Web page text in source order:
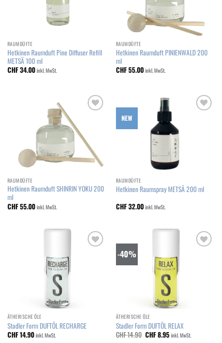
RAUMDÜFTE
Hetkinen Raumduft Pine Diffuser Refill
METSÄ 100 ml
CHF34.00 inkl. MwSt.
RAUMDÜFTE
Hetkinen Raumduft PINIENWALD 200
ml
CHF55.00 inkl. MwSt.
RAUMDÜFTE
Hetkinen Raumduft SHINRIN YOKU 200
ml
CHF55.00 inkl. MwSt.
NEW
RAUMDÜFTE
Hetkinen Raumspray METSÄ 200 ml
CHF32.00 inkl. MwSt.
ÄTHERISCHE ÖLE
Stadler Form DUFTÖL RECHARGE
CHF14.90 inkl. MwSt.
-40%
ÄTHERISCHE ÖLE
Stadler Form DUFTÖL RELAX
CHF14.90 Ursprünglicher
Preis
CHF8.95Aktueller
Preis
inkl. MwSt.